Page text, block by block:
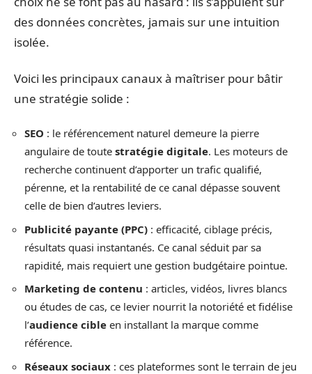
des données concrètes, jamais sur une intuition
isolée.
Voici les principaux canaux à maîtriser pour bâtir
une stratégie solide :
SEO : le référencement naturel demeure la pierre
angulaire de toute stratégie digitale. Les moteurs de
recherche continuent d’apporter un trafic qualifié,
pérenne, et la rentabilité de ce canal dépasse souvent
celle de bien d’autres leviers.
Publicité payante (PPC) : efficacité, ciblage précis,
résultats quasi instantanés. Ce canal séduit par sa
rapidité, mais requiert une gestion budgétaire pointue.
Marketing de contenu : articles, vidéos, livres blancs
ou études de cas, ce levier nourrit la notoriété et fidélise
l’audience cible en installant la marque comme
référence.
Réseaux sociaux : ces plateformes sont le terrain de jeu